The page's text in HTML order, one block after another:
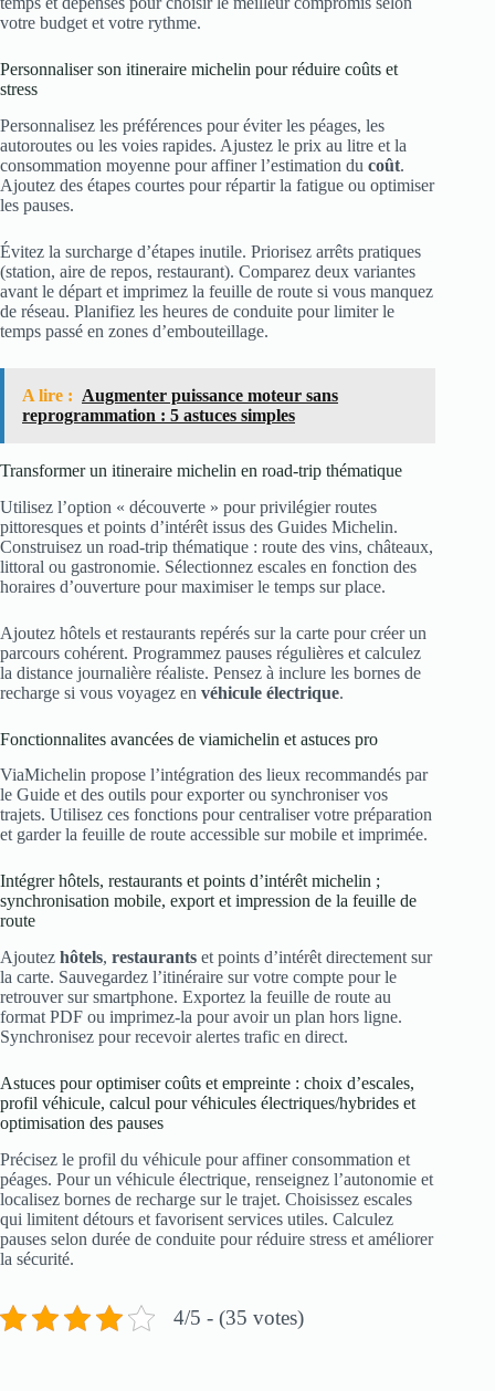
votre budget et votre rythme.
Personnaliser son itineraire michelin pour réduire coûts et
stress
Personnalisez les préférences pour éviter les péages, les
autoroutes ou les voies rapides. Ajustez le prix au litre et la
consommation moyenne pour affiner l’estimation du coût.
Ajoutez des étapes courtes pour répartir la fatigue ou optimiser
les pauses.
Évitez la surcharge d’étapes inutile. Priorisez arrêts pratiques
(station, aire de repos, restaurant). Comparez deux variantes
avant le départ et imprimez la feuille de route si vous manquez
de réseau. Planifiez les heures de conduite pour limiter le
temps passé en zones d’embouteillage.
A lire : Augmenter puissance moteur sans
reprogrammation : 5 astuces simples
Transformer un itineraire michelin en road‑trip thématique
Utilisez l’option « découverte » pour privilégier routes
pittoresques et points d’intérêt issus des Guides Michelin.
Construisez un road‑trip thématique : route des vins, châteaux,
littoral ou gastronomie. Sélectionnez escales en fonction des
horaires d’ouverture pour maximiser le temps sur place.
Ajoutez hôtels et restaurants repérés sur la carte pour créer un
parcours cohérent. Programmez pauses régulières et calculez
la distance journalière réaliste. Pensez à inclure les bornes de
recharge si vous voyagez en véhicule électrique.
Fonctionnalites avancées de viamichelin et astuces pro
ViaMichelin propose l’intégration des lieux recommandés par
le Guide et des outils pour exporter ou synchroniser vos
trajets. Utilisez ces fonctions pour centraliser votre préparation
et garder la feuille de route accessible sur mobile et imprimée.
Intégrer hôtels, restaurants et points d’intérêt michelin ;
synchronisation mobile, export et impression de la feuille de
route
Ajoutez hôtels, restaurants et points d’intérêt directement sur
la carte. Sauvegardez l’itinéraire sur votre compte pour le
retrouver sur smartphone. Exportez la feuille de route au
format PDF ou imprimez‑la pour avoir un plan hors ligne.
Synchronisez pour recevoir alertes trafic en direct.
Astuces pour optimiser coûts et empreinte : choix d’escales,
profil véhicule, calcul pour véhicules électriques/hybrides et
optimisation des pauses
Précisez le profil du véhicule pour affiner consommation et
péages. Pour un véhicule électrique, renseignez l’autonomie et
localisez bornes de recharge sur le trajet. Choisissez escales
qui limitent détours et favorisent services utiles. Calculez
pauses selon durée de conduite pour réduire stress et améliorer
la sécurité.
4/5 - (35 votes)